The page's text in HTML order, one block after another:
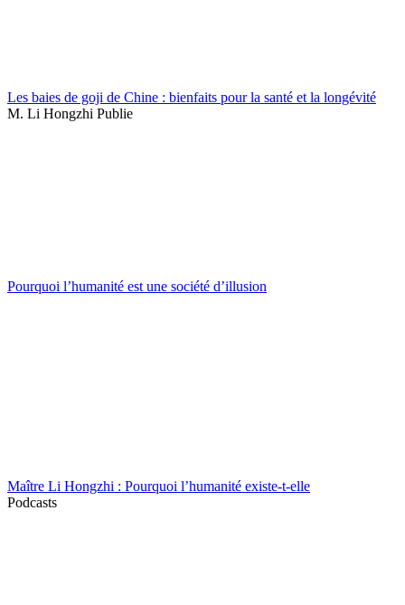
Les baies de goji de Chine : bienfaits pour la santé et la longévité
M. Li Hongzhi Publie
Pourquoi l’humanité est une société d’illusion
Maître Li Hongzhi : Pourquoi l’humanité existe-t-elle
Podcasts